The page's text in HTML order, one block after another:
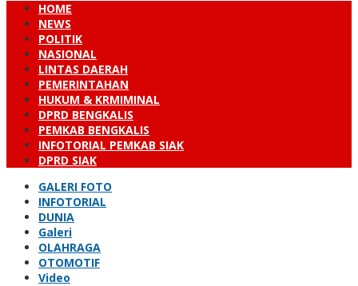
HOME
NEWS
POLITIK
NASIONAL
LINTAS DAERAH
PEMERINTAHAN
HUKUM & KRMIMINAL
DPRD BENGKALIS
PEMKAB BENGKALIS
INFOTORIAL PEMKAB SIAK
DPRD SIAK
GALERI FOTO
INFOTORIAL
DUNIA
Galeri
OLAHRAGA
OTOMOTIF
Video